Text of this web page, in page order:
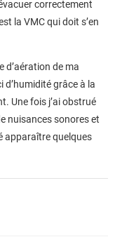
correctement
la VMC qui doit s’en
d’aération de ma
d’humidité grâce à la
Une fois j’ai obstrué
nuisances sonores et
apparaître quelques